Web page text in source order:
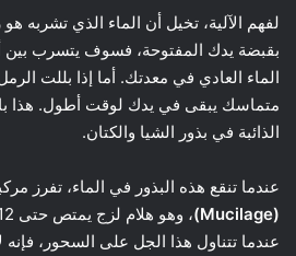
لفهم الآلية، تخيل أن الماء الذي تشربه
بقبضة يدك المفتوحة، فسوف يتسرب بين
الماء العادي في معدتك. أما إذا بللت
متماسك يبقى في يدك لوقت أطول. هذا
الذائبة في بذور الشيا والكتان.
عندما تنقع هذه البذور في الماء، تفرز
(Mucilage)
عندما تتناول هذا الجل على السحور،